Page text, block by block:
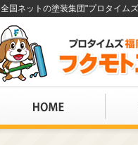
全国ネットの塗装集団"プロタイム